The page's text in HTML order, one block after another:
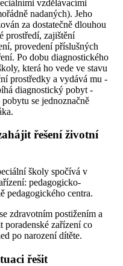
vzdělávacími
nadaných). Jeho
za dostatečně dlouhou
prostředí, zajištění
provedení příslušných
Po dobu diagnostického
která ho vede ve stavu
prostředky a vydává mu -
diagnostický pobyt -
se jednoznačně
řešení životní
školy spočívá v
pedagogicko-
pedagogického centra.
zdravotním postižením a
poradenské zařízení co
po narození dítěte.
řešit